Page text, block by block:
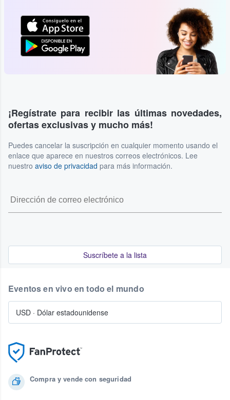
¡Regístrate para recibir las últimas novedades,
ofertas exclusivas y mucho más!
Puedes cancelar la suscripción en cualquier momento usando el
enlace que aparece en nuestros correos electrónicos. Lee
nuestro aviso de privacidad para más información.
Suscríbete a la lista
Compra y vende con seguridad
Eventos en vivo en todo el mundo
USD · Dólar estadounidense